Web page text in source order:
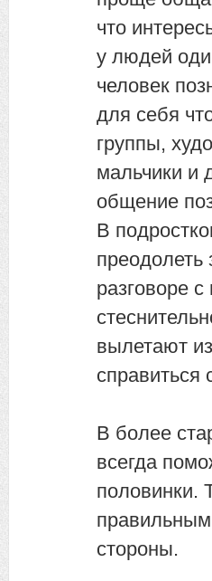
что
у людей
человек
для себя
группы,
мальчики и
общение
В
преодолеть
разговоре
вылетают
В более
всегда
половинки.
стороны.